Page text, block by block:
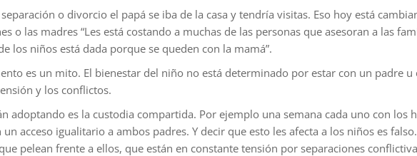
o divorcio el papá se iba de la casa y tendría visitas. Eso hoy está
o las madres “Les está costando a muchas de las personas que asesoran a las
los niños está dada porque se queden con la mamá”.
es un mito. El bienestar del niño no está determinado por estar con un padre
y los conflictos.
adoptando es la custodia compartida. Por ejemplo una semana cada uno con los
acceso igualitario a ambos padres. Y decir que esto les afecta a los niños es
pelean frente a ellos, que están en constante tensión por separaciones